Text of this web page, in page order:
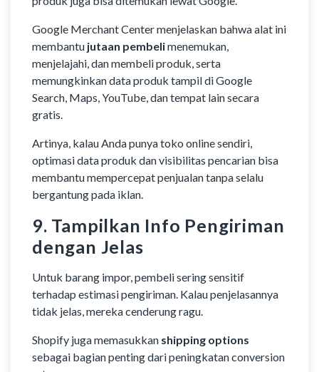
Google Merchant Center menjelaskan bahwa alat ini
membantu jutaan pembelimenemukan,
menjelajahi, dan membeli produk, serta
memungkinkan data produk tampil di Google
Search, Maps, YouTube, dan tempat lain secara
gratis.
Artinya, kalau Anda punya toko online sendiri,
optimasi data produk dan visibilitas pencarian bisa
membantu mempercepat penjualan tanpa selalu
bergantung pada iklan.
9. Tampilkan Info Pengiriman
dengan Jelas
Untuk barang impor, pembeli sering sensitif
terhadap estimasi pengiriman. Kalau penjelasannya
tidak jelas, mereka cenderung ragu.
Shopify juga memasukkan shipping options
sebagai bagian penting dari peningkatan conversion